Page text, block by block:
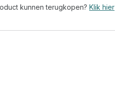
kunnen terugkopen? Klik hier